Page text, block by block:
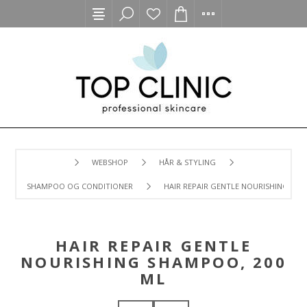
WEBSHOP HÅR & STYLING
SHAMPOO OG CONDITIONER HAIR REPAIR GENTLE NOURISHING
HAIR REPAIR GENTLE
NOURISHING SHAMPOO, 200
ML